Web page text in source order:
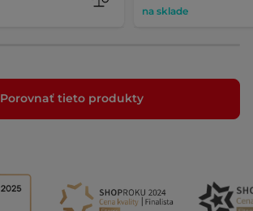
na sklade
Porovnať tieto produkty